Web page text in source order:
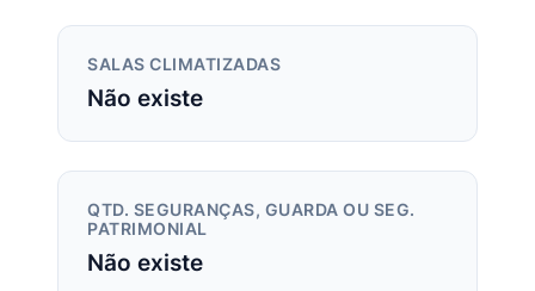
SALAS CLIMATIZADAS
Não existe
QTD. SEGURANÇAS, GUARDA OU SEG.
PATRIMONIAL
Não existe